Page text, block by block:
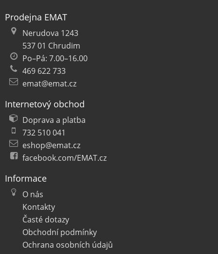
Prodejna EMAT
Nerudova 1243
537 01 Chrudim
Po–Pá: 7.00–16.00
469 622 733
emat@emat.cz
Internetový obchod
Doprava a platba
732 510 041
eshop@emat.cz
facebook.com/EMAT.cz
Informace
O nás
Kontakty
Časté dotazy
Obchodní podmínky
Ochrana osobních údajů